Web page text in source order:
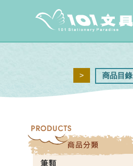
> 商品目錄
筆類